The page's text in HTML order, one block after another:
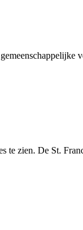
te zien. De St.